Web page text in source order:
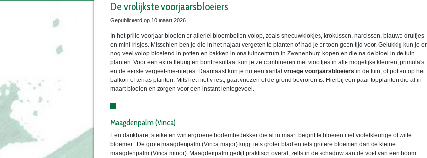
De vrolijkste voorjaarsbloeiers
Gepubliceerd op 10 maart 2026
In het prille voorjaar bloeien er allerlei bloembollen volop, zoals sneeuwklokjes, krokussen, narcissen, blauwe druifjes
en mini-irisjes. Misschien ben je die in het najaar vergeten te planten of had je er toen geen tijd voor. Gelukkig kun je er
nog veel volop bloeiend in potten en bakken in ons tuincentrum in Zwanenburg kopen en die na de bloei in de tuin
planten. Voor een extra fleurig en bont resultaat kun je ze combineren met viooltjes in alle mogelijke kleuren, primula's
en de eerste vergeet-me-nietjes. Daarnaast kun je nu een aantal vroege voorjaarsbloeiers in de tuin, of potten op het
balkon of terras planten. Mits het niet vriest, gaat vriezen of de grond bevroren is. Hierbij een paar topplanten die al in
maart bloeien en zorgen voor een instant lentegevoel.
Maagdenpalm (Vinca)
Een dankbare, sterke en wintergroene bodembedekker die al in maart begint te bloeien met violetkleurige of witte
bloemen. De grote maagdenpalm (Vinca major) krijgt iets groter blad en iets grotere bloemen dan de kleine
maagdenpalm (Vinca minor). Maagdenpalm gedijt praktisch overal, zelfs in de schaduw aan de voet van een boom.